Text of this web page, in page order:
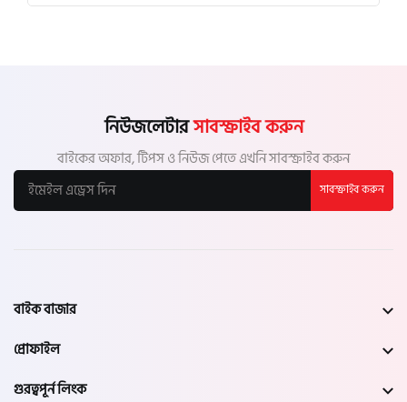
নিউজলেটারসাবস্ক্রাইব করুন
বাইকের অফার, টিপস ও নিউজ পেতে এখনি সাবস্ক্রাইব করুন
সাবস্ক্রাইব করুন
বাইক বাজার
প্রোফাইল
গুরত্বপূর্ন লিংক